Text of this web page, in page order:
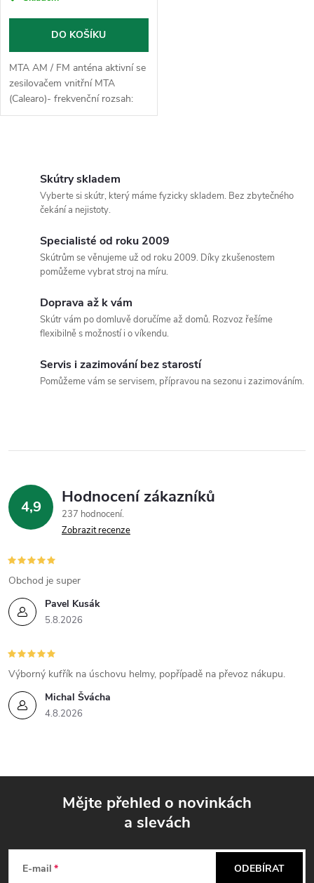
DO KOŠÍKU
MTA AM / FM anténa aktivní se
zesilovačem vnitřní MTA
(Calearo)- frekvenční rozsah:
AM 0,52-1,71 MHz / FM 87,5-
y
v
ý
p
i
s
u
Skútry skladem
Vyberte si skútr, který máme fyzicky skladem. Bez zbytečného
čekání a nejistoty.
Specialisté od roku 2009
Skútrům se věnujeme už od roku 2009. Díky zkušenostem
pomůžeme vybrat stroj na míru.
Doprava až k vám
Skútr vám po domluvě doručíme až domů. Rozvoz řešíme
flexibilně s možností i o víkendu.
Servis i zazimování bez starostí
Pomůžeme vám se servisem, přípravou na sezonu i zazimováním.
4,9 Hodnocení zákazníků
237 hodnocení
Zobrazit recenze
Pavel Kusák
5.8.2026
Obchod je super
Michal Švácha
4.8.2026
Výborný kufřík na úschovu helmy, popřípadě na převoz nákupu.
Mějte přehled o novinkách
a slevách
E-mail ODEBÍRAT